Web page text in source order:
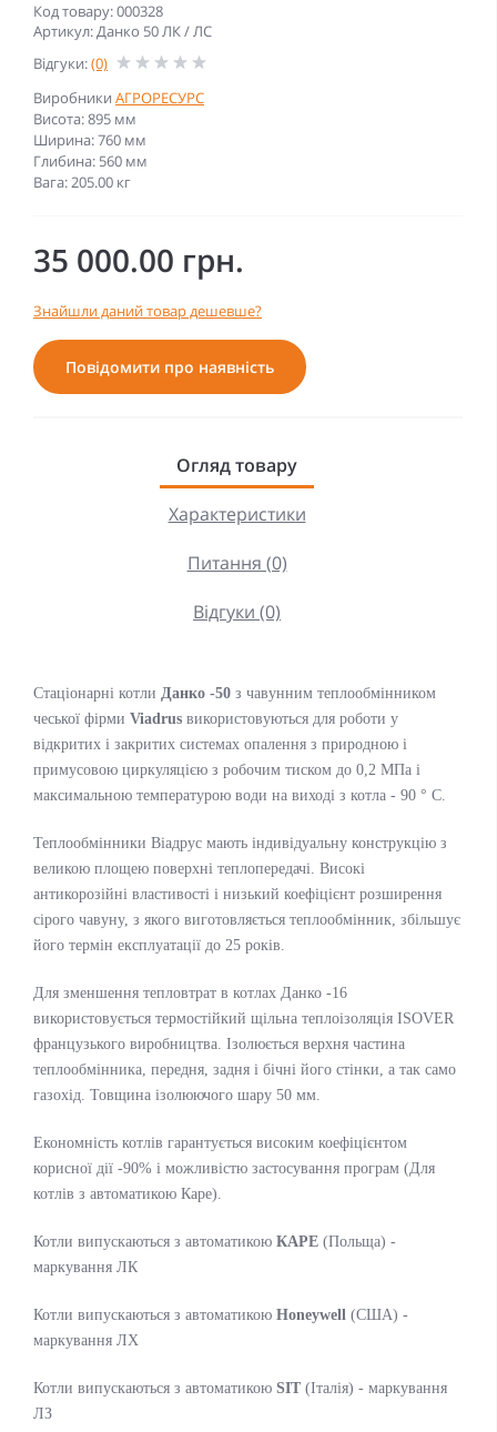
Код товару: 000328
Артикул: Данко 50 ЛК / ЛС
Відгуки:(0)
Виробники АГРОРЕСУРС
Висота: 895 мм
Ширина: 760 мм
Глибина: 560 мм
Вага: 205.00 кг
35 000.00 грн.
Знайшли даний товар дешевше?
Повідомити про наявність
Огляд товару
Характеристики
Питання (0)
Відгуки (0)
Стаціонарні котли Данко -50 з чавунним теплообмінником
чеської фірми Viadrus використовуються для роботи у
відкритих і закритих системах опалення з природною і
примусовою циркуляцією з робочим тиском до 0,2 МПа і
максимальною температурою води на виході з котла - 90 ° С.
Теплообмінники Віадрус мають індивідуальну конструкцію з
великою площею поверхні теплопередачі. Високі
антикорозійні властивості і низький коефіцієнт розширення
сірого чавуну, з якого виготовляється теплообмінник, збільшує
його термін експлуатації до 25 років.
Для зменшення тепловтрат в котлах Данко -16
використовується термостійкий щільна теплоізоляція ISOVER
французького виробництва. Ізолюється верхня частина
теплообмінника, передня, задня і бічні його стінки, а так само
газохід. Товщина ізолюючого шару 50 мм.
Економність котлів гарантується високим коефіцієнтом
корисної дії -90% і можливістю застосування програм (Для
котлів з автоматикою Каре).
Котли випускаються з автоматикою КАРЕ (Польща) -
маркування ЛК
Котли випускаються з автоматикою Honeywell (США) -
маркування ЛХ
Котли випускаються з автоматикою SIT (Італія) - маркування
ЛЗ